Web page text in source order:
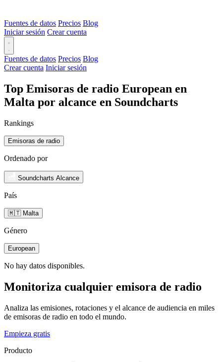
Fuentes de datos Precios Blog
Iniciar sesión Crear cuenta
Fuentes de datos Precios Blog
Crear cuenta Iniciar sesión
Top Emisoras de radio European en
Malta por alcance en Soundcharts
Rankings
Emisoras de radio
Ordenado por
Soundcharts Alcance
País
🇲🇹 Malta
Género
European
No hay datos disponibles.
Monitoriza cualquier emisora de radio
Analiza las emisiones, rotaciones y el alcance de audiencia en miles
de emisoras de radio en todo el mundo.
Empieza gratis
Producto